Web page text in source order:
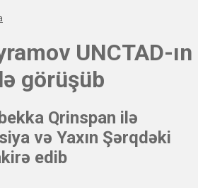
UNCTAD-ın
görüşüb
Qrinspan ilə
və Yaxın Şərqdəki
edib